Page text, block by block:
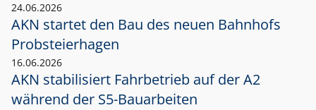
24.06.2026
AKN startet den Bau des neuen Bahnhofs
Probsteierhagen
16.06.2026
AKN stabilisiert Fahrbetrieb auf der A2
während der S5-Bauarbeiten